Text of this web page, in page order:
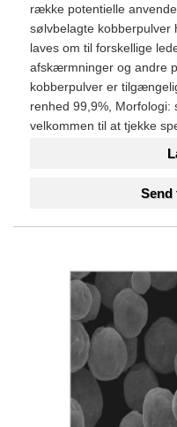
række potentielle
sølvbelagte kobberpulver
laves om til forskellige
afskærmninger og andre
kobberpulver er
renhed 99,9%,
velkommen til at tjekke
Send